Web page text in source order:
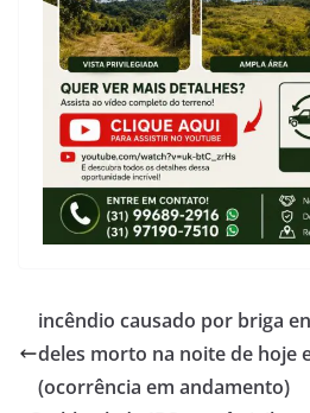
incêndio causado por briga
deles morto na noite de hoje
(ocorrência em andamento)